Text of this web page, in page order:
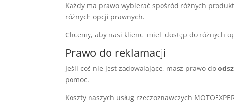
Każdy ma prawo wybierać spośród różnych
różnych opcji prawnych.
Chcemy, aby nasi klienci mieli dostęp do różnych
Prawo do reklamacji
Jeśli coś nie jest zadowalające, masz prawo do
pomoc.
Koszty naszych usług rzeczoznawczych